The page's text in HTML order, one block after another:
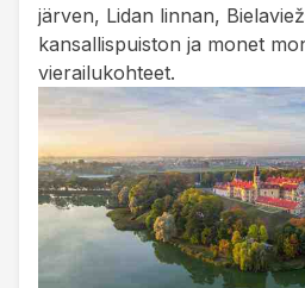
järven, Lidan linnan,
kansallispuiston ja monet
vierailukohteet.